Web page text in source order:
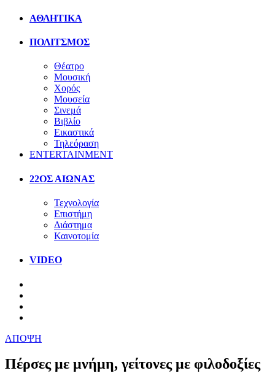
ΑΘΛΗΤΙΚΑ
ΠΟΛΙΤΣΜΟΣ
Θέατρο
Μουσική
Χορός
Μουσεία
Σινεμά
Βιβλίο
Εικαστικά
Τηλεόραση
ENTERTAINMENT
22ΟΣ ΑΙΩΝΑΣ
Τεχνολογία
Επιστήμη
Διάστημα
Καινοτομία
VIDEO
ΑΠΟΨΗ
Πέρσες με μνήμη, γείτονες με φιλοδοξίες